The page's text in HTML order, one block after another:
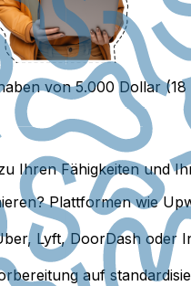
von 5.000 Dollar
Fähigkeiten und
Plattformen wie
Lyft, DoorDash oder
auf